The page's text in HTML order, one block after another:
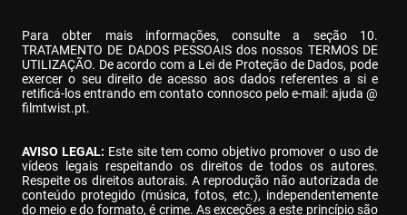
Para obter mais informações, consulte a seção 10.
TRATAMENTO DE DADOS PESSOAIS dos nossos TERMOS DE
UTILIZAÇÃO. De acordo com a Lei de Proteção de Dados, pode
exercer o seu direito de acesso aos dados referentes a si e
retificá-los entrando em contato connosco pelo e-mail: ajuda @
filmtwist.pt.
AVISO LEGAL: Este site tem como objetivo promover o uso de
vídeos legais respeitando os direitos de todos os autores.
Respeite os direitos autorais. A reprodução não autorizada de
conteúdo protegido (música, fotos, etc.), independentemente
do meio e do formato, é crime. As exceções a este princípio são